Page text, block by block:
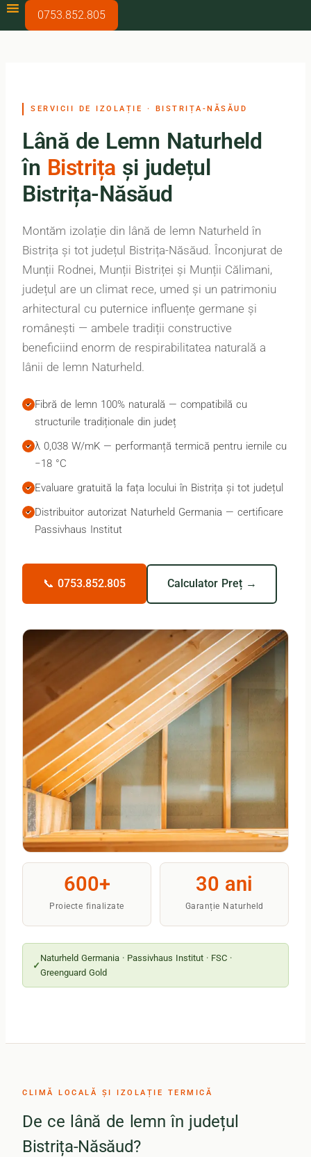
0753.852.805
SERVICII DE IZOLAȚIE · BISTRIȚA-NĂSĂUD
Lână de Lemn Naturheld
în Bistrița și județul
Bistrița-Năsăud
Montăm izolație din lână de lemn Naturheld în
Bistrița și tot județul Bistrița-Năsăud. Înconjurat de
Munții Rodnei, Munții Bistriței și Munții Călimani,
județul are un climat rece, umed și un patrimoniu
arhitectural cu puternice influențe germane și
românești — ambele tradiții constructive
beneficiind enorm de respirabilitatea naturală a
lânii de lemn Naturheld.
Fibră de lemn 100% naturală — compatibilă cu
structurile tradiționale din județ
λ 0,038 W/mK — performanță termică pentru iernile cu
−18 °C
Evaluare gratuită la fața locului în Bistrița și tot județul
Distribuitor autorizat Naturheld Germania — certificare
Passivhaus Institut
📞 0753.852.805 Calculator Preț →
600+
Proiecte finalizate
30 ani
Garanție Naturheld
Naturheld Germania · Passivhaus Institut · FSC ·
Greenguard Gold
CLIMĂ LOCALĂ ȘI IZOLAȚIE TERMICĂ
De ce lână de lemn în județul
Bistrița-Năsăud?